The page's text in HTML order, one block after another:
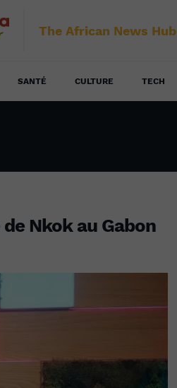
The African News Hub
SANTÉ CULTURE TECH
Nkok au Gabon